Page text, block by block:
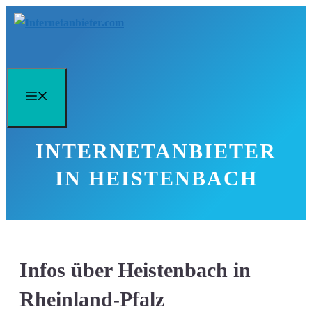
Zum
INTERNETANBIETER
IN HEISTENBACH
Infos über Heistenbach in
Rheinland-Pfalz